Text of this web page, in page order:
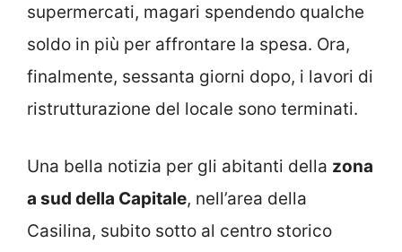
supermercati, magari spendendo qualche
soldo in più per affrontare la spesa. Ora,
finalmente, sessanta giorni dopo, i lavori di
ristrutturazione del locale sono terminati.
Una bella notizia per gli abitanti della zona
a sud della Capitale, nell’area della
Casilina, subito sotto al centro storico